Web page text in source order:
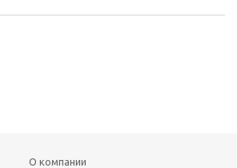
О компании